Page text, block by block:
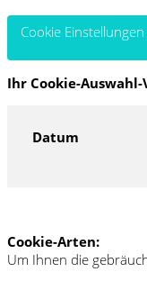
Cookie
Ihr Cookie-
Datum
Cookie-Arten:
Um Ihnen die